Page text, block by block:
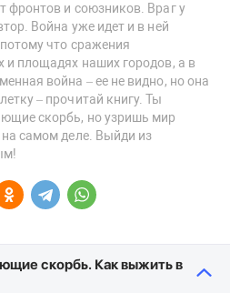
фронтов и союзников. Враг у
Война уже идет и в ней
что сражения
и площадях наших городов, а в
война – ее не видно, но она
– прочитай книгу. Ты
скорбь, но узришь мир
самом деле. Выйди из
скорбь. Как выжить в